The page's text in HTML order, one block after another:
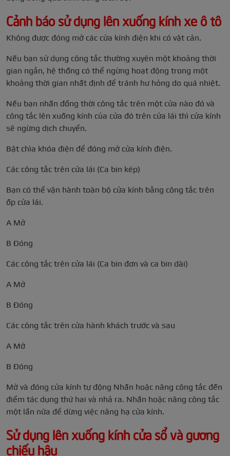
Cảnh báo sử dụng lên xuống kính xe ô tô
Không được đóng mở các cửa kính điện khi có vật cản.
Nếu bạn sử dụng công tắc thường xuyên một khoảng thời
gian ngắn, hệ thống có thể ngừng hoạt động trong một
khoảng thời gian nhất định để tránh hư hỏng do quá nhiệt.
Nếu bạn nhấn đồng thời công tắc trên một cửa nào đó và
công tắc lên xuống kính của cửa đó trên cửa lái thì cửa kính
sẽ ngừng dịch chuyển.
Bật chìa khóa điện để đóng mở cửa kính điện.
Các công tắc trên cửa lái (Ca bin kép)
Bạn có thể vận hành toàn bộ cửa kính bằng công tắc trên
ốp cửa lái.
A Mở
B Đóng
Các công tắc trên cửa lái (Ca bin đơn và ca bin dài)
A Mở
B Đóng
Các công tắc trên cửa hành khách trước và sau
A Mở
B Đóng
Mở và đóng cửa kính tự động Nhấn hoặc nâng công tắc đến
điểm tác dụng thứ hai và nhả ra. Nhấn hoặc nâng công tắc
một lần nữa để dừng việc nâng hạ cửa kính.
Sử dụng lên xuống kính cửa sổ và gương
chiếu hậu